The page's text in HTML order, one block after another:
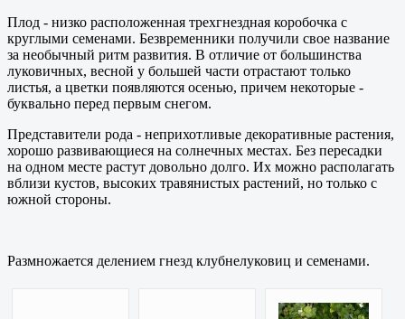
Плод - низко расположенная трехгнездная коробочка с
круглыми семенами. Безвременники получили свое название
за необычный ритм развития. В отличие от большинства
луковичных, весной у большей части отрастают только
листья, а цветки появляются осенью, причем некоторые -
буквально перед первым снегом.
Представители рода - неприхотливые декоративные растения,
хорошо развивающиеся на солнечных местах. Без пересадки
на одном месте растут довольно долго. Их можно располагать
вблизи кустов, высоких травянистых растений, но только с
южной стороны.
Размножается делением гнезд клубнелуковиц и семенами.